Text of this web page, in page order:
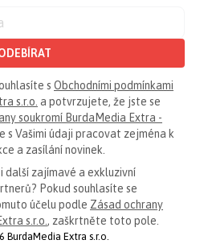
s Obchodními podmínkami
s.r.o. a potvrzujete, že jste se
soukromí BurdaMedia Extra -
s Vašimi údaji pracovat zejména k
a zasílání novinek.
zajímavé a exkluzivní
Pokud souhlasíte se
účelu podle Zásad ochrany
s.r.o. , zaškrtněte toto pole.
Extra s.r.o.